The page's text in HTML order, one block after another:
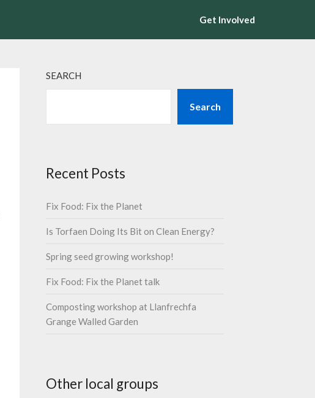
Get Involved
SEARCH
Search
Recent Posts
Fix Food: Fix the Planet
Is Torfaen Doing Its Bit on Clean Energy?
Spring seed growing workshop!
Fix Food: Fix the Planet talk
Composting workshop at Llanfrechfa
Grange Walled Garden
Other local groups